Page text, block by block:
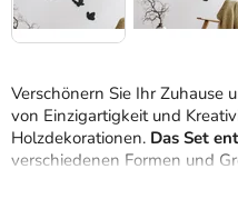
Verschönern Sie Ihr Zuhause
von Einzigartigkeit und
Holzdekorationen. Das Set
verschiedenen Formen und
Dekoration ganz nach Ihrem